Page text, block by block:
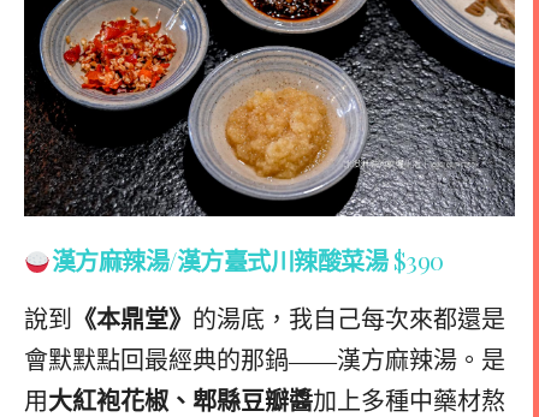
漢方麻辣湯/漢方臺式川辣酸菜湯$390
說到 《本鼎堂》 的湯底，我自己每次來都還是
會默默點回最經典的那鍋——漢方麻辣湯。是
用大紅袍花椒、郫縣豆瓣醬加上多種中藥材熬